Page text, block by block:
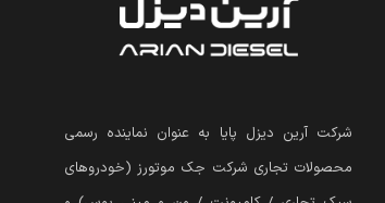
شرکت آرین دیزل پایا به عنوان نماینده رسمی
محصولات تجاری شرکت جک موتورز (خودروهای